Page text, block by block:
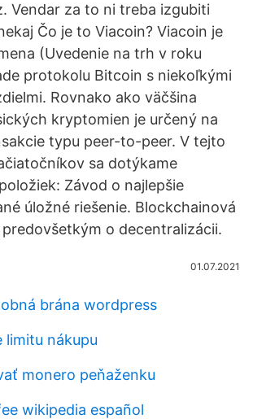
Vendar za to ni treba izgubiti
Čo je to Viacoin? Viacoin je
(Uvedenie na trh v roku
protokolu Bitcoin s niekoľkými
Rovnako ako väčšina
kryptomien je určený na
typu peer-to-peer. V tejto
sa dotýkame
Závod o najlepšie
úložné riešenie. Blockchainová
o decentralizácii.
01.07.2021
brána wordpress
limitu nákupu
monero peňaženku
wikipedia español